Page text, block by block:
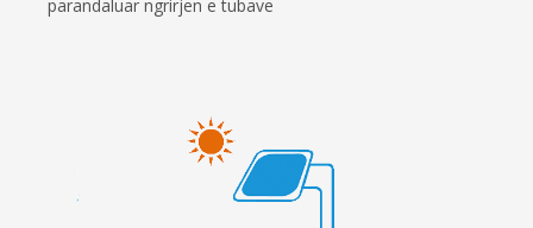
parandaluar ngrirjen e tubave